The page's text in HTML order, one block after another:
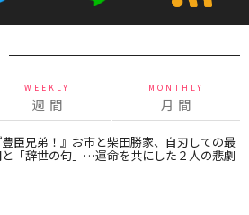
WEEKLY
週 間
MONTHLY
月 間
豊臣兄弟！』お市と柴田勝家、自刃しての最
「辞世の句」…運命を共にした２人の悲劇